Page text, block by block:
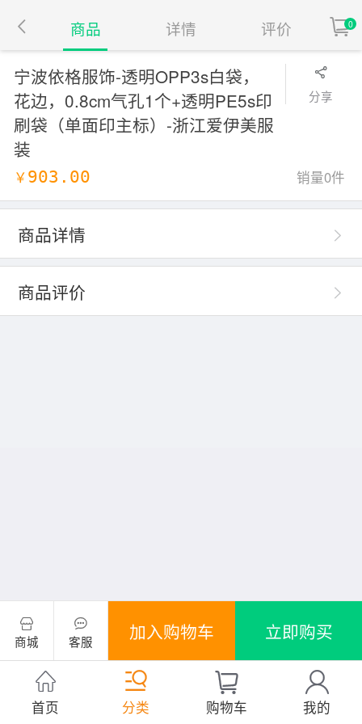
商品 详情 评价 0
宁波依格服饰-透明OPP3s白袋，
花边，0.8cm气孔1个+透明PE5s印
刷袋（单面印主标）-浙江爱伊美服
装
分享
￥903.00 销量0件
商品详情
商品评价
商城 客服 加入购物车 立即购买
首页 分类 购物车 我的